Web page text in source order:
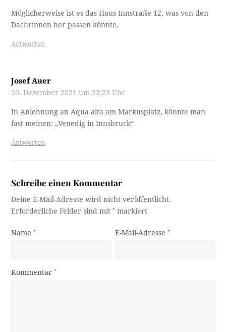
Möglicherweise ist es das Haus Innstraße 12, was von den
Dachrinnen her passen könnte.
Antworten
Josef Auer
20. Dezember 2021 um 23:23 Uhr
In Anlehnung an Aqua alta am Markusplatz, könnte man
fast meinen: „Venedig in Innsbruck“
Antworten
Schreibe einen Kommentar
Deine E-Mail-Adresse wird nicht veröffentlicht.
Erforderliche Felder sind mit* markiert
Name* E-Mail-Adresse*
Kommentar*